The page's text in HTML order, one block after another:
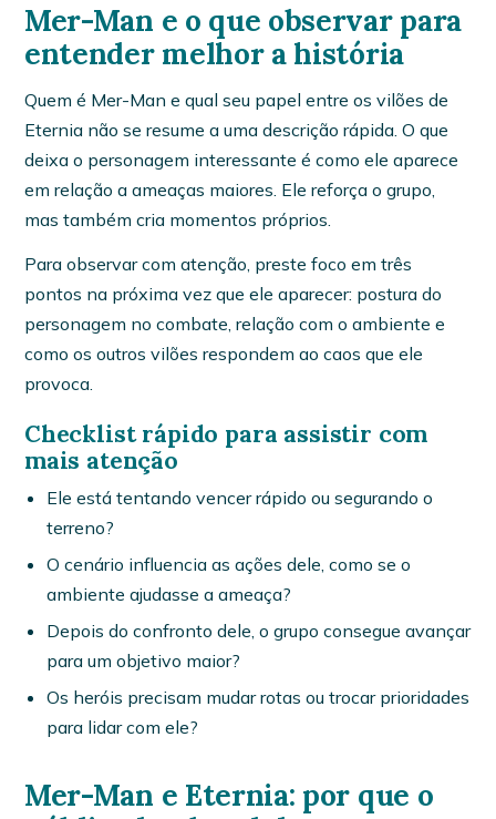
Mer-Man e o que observar para
entender melhor a história
Quem é Mer-Man e qual seu papel entre os vilões de
Eternia não se resume a uma descrição rápida. O que
deixa o personagem interessante é como ele aparece
em relação a ameaças maiores. Ele reforça o grupo,
mas também cria momentos próprios.
Para observar com atenção, preste foco em três
pontos na próxima vez que ele aparecer: postura do
personagem no combate, relação com o ambiente e
como os outros vilões respondem ao caos que ele
provoca.
Checklist rápido para assistir com
mais atenção
Ele está tentando vencer rápido ou segurando o
terreno?
O cenário influencia as ações dele, como se o
ambiente ajudasse a ameaça?
Depois do confronto dele, o grupo consegue avançar
para um objetivo maior?
Os heróis precisam mudar rotas ou trocar prioridades
para lidar com ele?
Mer-Man e Eternia: por que o